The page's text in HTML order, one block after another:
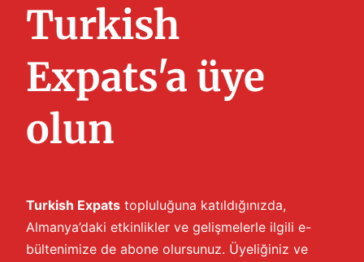
Turkish
Expats'a üye
olun
Turkish Expats topluluğuna katıldığınızda,
Almanya’daki etkinlikler ve gelişmelerle ilgili e-
bültenimize de abone olursunuz. Üyeliğiniz ve